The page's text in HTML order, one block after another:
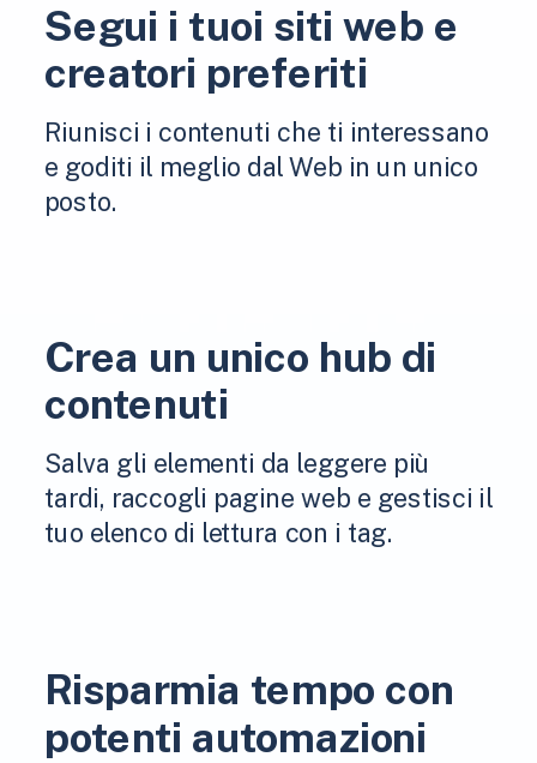
Segui i tuoi siti web e
creatori preferiti
Riunisci i contenuti che ti interessano
e goditi il ​​meglio dal Web in un unico
posto.
Crea un unico hub di
contenuti
Salva gli elementi da leggere più
tardi, raccogli pagine web e gestisci il
tuo elenco di lettura con i tag.
Risparmia tempo con
potenti automazioni